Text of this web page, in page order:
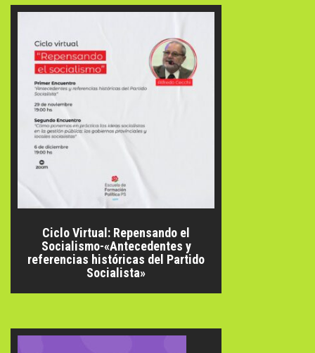
Ciclo Virtual: Repensando el
Socialismo-«Antecedentes y
referencias históricas del Partido
Socialista»